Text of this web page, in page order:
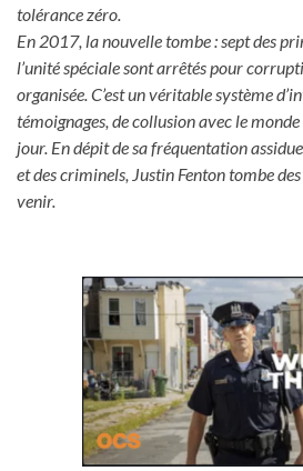
tolérance zéro.
En 2017, la nouvelle tombe : sept des
l’unité spéciale sont arrêtés pour
organisée. C’est un véritable système
témoignages, de collusion avec le
jour. En dépit de sa fréquentation
et des criminels, Justin Fenton tombe
venir.